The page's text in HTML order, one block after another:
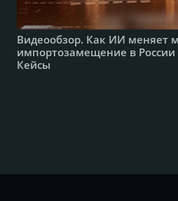
Видеообзор. Как ИИ меняет
импортозамещение в России
Кейсы